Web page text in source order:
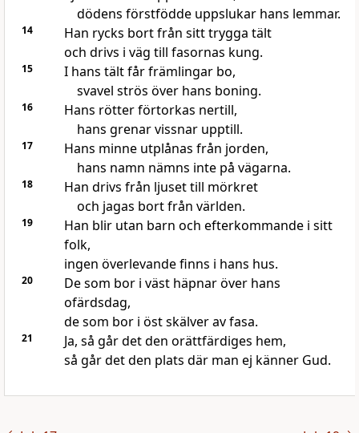
dödens förstfödde uppslukar hans lemmar.
14
Han rycks bort från sitt trygga tält
och drivs i väg till fasornas kung.
15
I hans tält får främlingar bo,
svavel strös över hans boning.
16
Hans rötter förtorkas nertill,
hans grenar vissnar upptill.
17
Hans minne utplånas från jorden,
hans namn nämns inte på vägarna.
18
Han drivs från ljuset till mörkret
och jagas bort från världen.
19
Han blir utan barn och efterkommande i sitt
folk,
ingen överlevande finns i hans hus.
20
De som bor i väst häpnar över hans
ofärdsdag,
de som bor i öst skälver av fasa.
21
Ja, så går det den orättfärdiges hem,
så går det den plats där man ej känner Gud.